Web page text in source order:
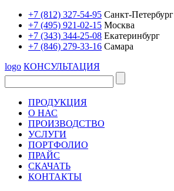
+7 (812) 327-54-95 Санкт-Петербург
+7 (495) 921-02-15 Москва
+7 (343) 344-25-08 Екатеринбург
+7 (846) 279-33-16 Самара
logo КОНСУЛЬТАЦИЯ
ПРОДУКЦИЯ
О НАС
ПРОИЗВОДСТВО
УСЛУГИ
ПОРТФОЛИО
ПРАЙС
СКАЧАТЬ
КОНТАКТЫ